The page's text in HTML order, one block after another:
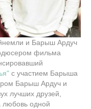
и Барыш Ардуч
фильма
с участием Барыша
Барыш Ардуч и
лучших друзей,
любовь одной